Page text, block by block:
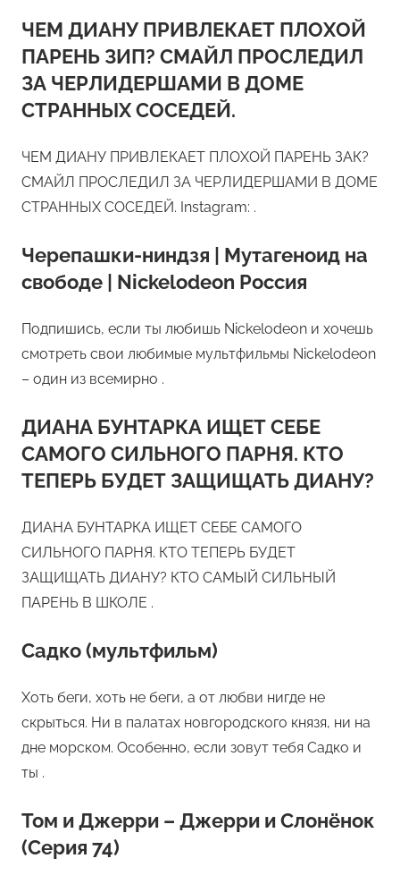
ЧЕМ ДИАНУ ПРИВЛЕКАЕТ ПЛОХОЙ
ПАРЕНЬ ЗИП? СМАЙЛ ПРОСЛЕДИЛ
ЗА ЧЕРЛИДЕРШАМИ В ДОМЕ
СТРАННЫХ СОСЕДЕЙ.
ЧЕМ ДИАНУ ПРИВЛЕКАЕТ ПЛОХОЙ ПАРЕНЬ ЗАК?
СМАЙЛ ПРОСЛЕДИЛ ЗА ЧЕРЛИДЕРШАМИ В ДОМЕ
СТРАННЫХ СОСЕДЕЙ. Instagram: .
Черепашки-ниндзя | Мутагеноид на
свободе | Nickelodeon Россия
Подпишись, если ты любишь Nickelodeon и хочешь
смотреть свои любимые мультфильмы Nickelodeon
– один из всемирно .
ДИАНА БУНТАРКА ИЩЕТ СЕБЕ
САМОГО СИЛЬНОГО ПАРНЯ. КТО
ТЕПЕРЬ БУДЕТ ЗАЩИЩАТЬ ДИАНУ?
ДИАНА БУНТАРКА ИЩЕТ СЕБЕ САМОГО
СИЛЬНОГО ПАРНЯ. КТО ТЕПЕРЬ БУДЕТ
ЗАЩИЩАТЬ ДИАНУ? КТО САМЫЙ СИЛЬНЫЙ
ПАРЕНЬ В ШКОЛЕ .
Садко (мультфильм)
Хоть беги, хоть не беги, а от любви нигде не
скрыться. Ни в палатах новгородского князя, ни на
дне морском. Особенно, если зовут тебя Садко и
ты .
Том и Джерри – Джерри и Слонёнок
(Серия 74)